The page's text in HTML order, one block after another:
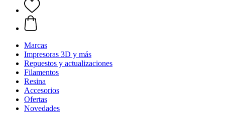
Marcas
Impresoras 3D y más
Repuestos y actualizaciones
Filamentos
Resina
Accesorios
Ofertas
Novedades